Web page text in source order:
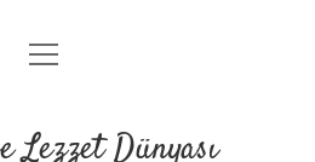
Anasayfa
menüyü
Lezzet Dünyası